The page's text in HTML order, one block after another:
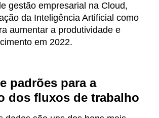
gestão empresarial na Cloud,
da Inteligência Artificial como
aumentar a produtividade e
em 2022.
padrões para a
dos fluxos de trabalho